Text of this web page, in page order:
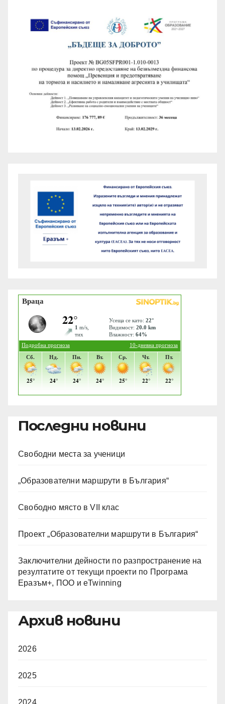
Последни новини
Свободни места за ученици
„Образователни маршрути в България“
Свободно място в VII клас
Проект „Образователни маршрути в България“
Заключителни дейности по разпространение на
резултатите от текущи проекти по Програма
Еразъм+, ПОО и eTwinning
Архив новини
2026
2025
2024